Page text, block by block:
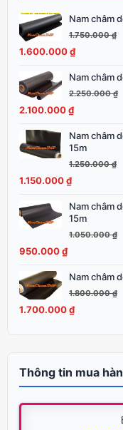
Nam châm
1.750.000₫
Giá
gốc
là:
1.600.000₫
Giá
hiện
tại
1.600.000 ₫.Nam châm
2.250.000₫
Giá
gốc
là:
2.100.000₫
Giá
hiện
tại
2.100.000 ₫.Nam châm
15m
1.250.000₫
Giá
gốc
1.250.000 ₫.
1.150.000₫
Giá
hiện
là:
Nam châm
15m
1.050.000₫
Giá
gốc
1.050.000 ₫.
950.000₫
Giá
hiện
là:
950.000 ₫.
Nam châm
1.800.000₫
Giá
gốc
là:
1.700.000₫
Giá
hiện
tại
Thông tin mua